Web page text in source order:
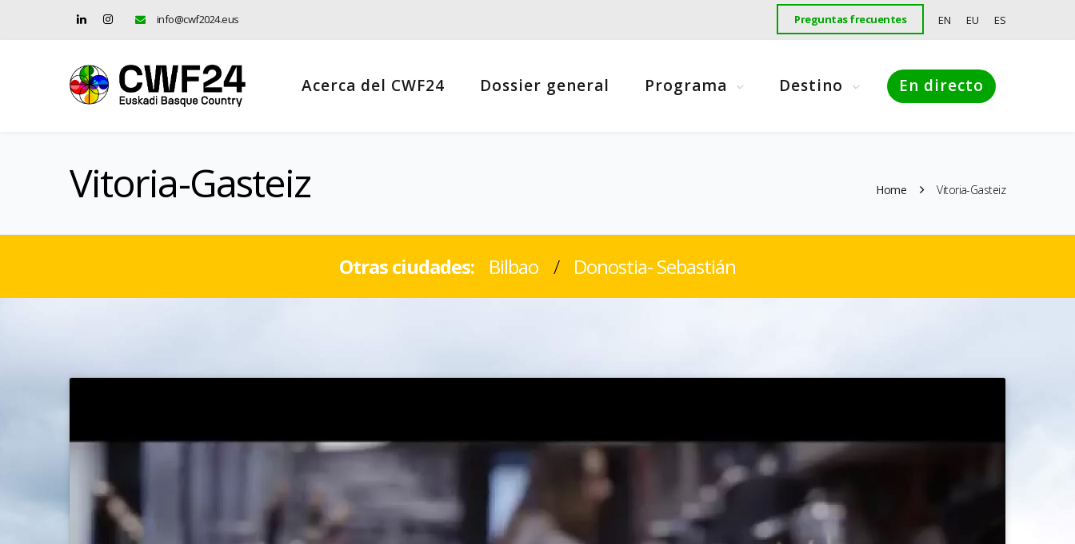
info@cwf2024.eus Preguntas frecuentes EN EU ES
Acerca del CWF24 Dossier general Programa Destino En directo
Vitoria-Gasteiz Home Vitoria-Gasteiz
Otras ciudades: Bilbao / Donostia- Sebastián